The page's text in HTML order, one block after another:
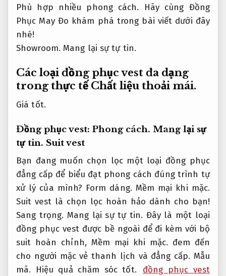
Phù hợp nhiều phong cách. Hãy cùng Đồng
Phục May Đo khám phá trong bài viết dưới đây
nhé!
Showroom. Mang lại sự tự tin.
Các loại đồng phục vest đa dạng
trong thực tế Chất liệu thoải mái.
Giá tốt.
Đồng phục vest: Phong cách. Mang lại sự
tự tin. Suit vest
Bạn đang muốn chọn lọc một loại đồng phục
đẳng cấp để biểu đạt phong cách đúng trình tự
xử lý của mình? Form dáng. Mềm mại khi mặc.
Suit vest là chọn lọc hoàn hảo dành cho bạn!
Sang trọng. Mang lại sự tự tin. Đây là một loại
đồng phục vest được bề ngoài để đi kèm với bộ
suit hoàn chỉnh, Mềm mại khi mặc. đem đến
cho người mặc vẻ thanh lịch và đẳng cấp. Mẫu
mã.
Hiệu quả chăm sóc tốt.
đồng phục vest